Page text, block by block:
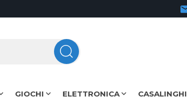
GIOCHI ELETTRONICA CASALINGHI